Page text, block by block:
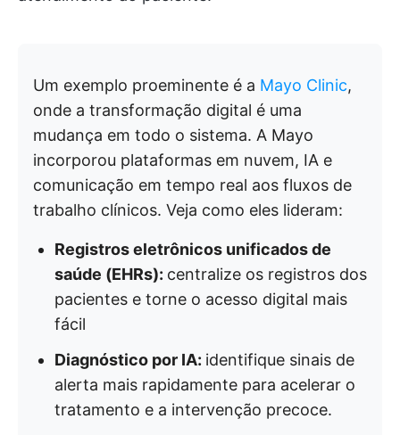
Um exemplo proeminente é a Mayo Clinic,
onde a transformação digital é uma
mudança em todo o sistema. A Mayo
incorporou plataformas em nuvem, IA e
comunicação em tempo real aos fluxos de
trabalho clínicos. Veja como eles lideram:
Registros eletrônicos unificados de
saúde (EHRs): centralize os registros dos
pacientes e torne o acesso digital mais
fácil
Diagnóstico por IA: identifique sinais de
alerta mais rapidamente para acelerar o
tratamento e a intervenção precoce.